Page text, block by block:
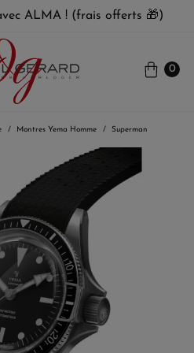
ALMA ! (frais offerts 🎁)
0
Montres Yema Homme Superman